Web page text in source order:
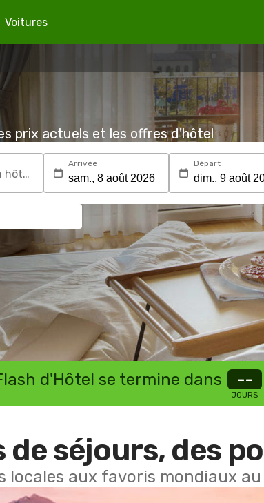
Voitures
prix actuels et les offres d'hôtel
Recherchez une destination ou un hôtel
Arrivée Départ
d'Hôtel se termine dans --
JOURS
de séjours, des
locales aux favoris mondiaux